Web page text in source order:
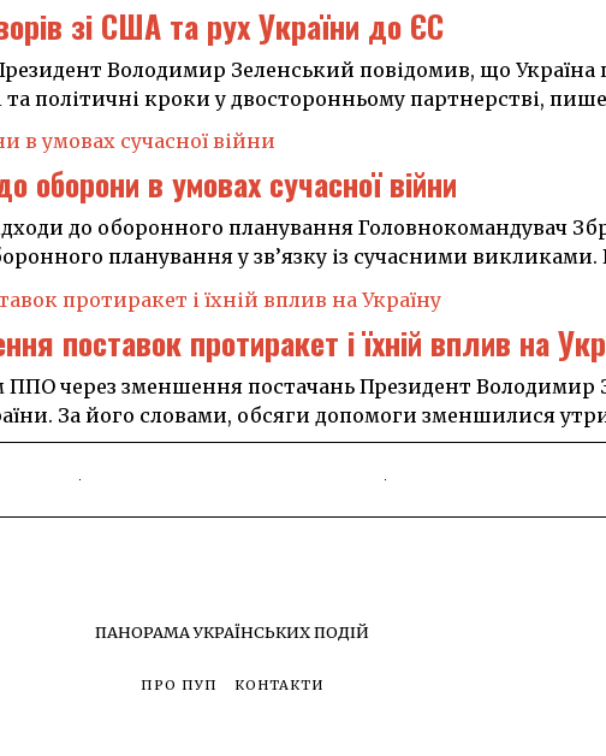
зі США та рух України до ЄС
Володимир Зеленський повідомив, що Україна
політичні кроки у двосторонньому партнерстві,
в умовах сучасної війни
до оборонного планування Головнокомандувач
планування у зв’язку із сучасними
поставок протиракет і їхній вплив на
через зменшення постачань Президент Володимир
За його словами, обсяги допомоги зменшилися
ПАНОРАМА УКРАЇНСЬКИХ ПОДІЙ
ПРО ПУП КОНТАКТИ